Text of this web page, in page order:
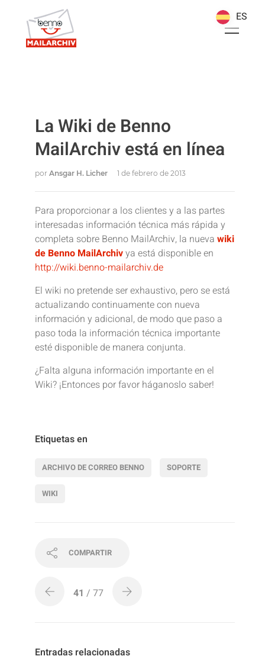
La Wiki de Benno
MailArchiv está en línea
por Ansgar H. Licher 1 de febrero de 2013
Para proporcionar a los clientes y a las partes
interesadas información técnica más rápida y
completa sobre Benno MailArchiv, la nueva wiki
de Benno MailArchivya está disponible en
http://wiki.benno-mailarchiv.de
El wiki no pretende ser exhaustivo, pero se está
actualizando continuamente con nueva
información y adicional, de modo que paso a
paso toda la información técnica importante
esté disponible de manera conjunta.
¿Falta alguna información importante en el
Wiki? ¡Entonces por favor háganoslo saber!
Etiquetas en
ARCHIVO DE CORREO BENNO SOPORTE
WIKI
COMPARTIR
41 / 77
Entradas relacionadas
ES
ES